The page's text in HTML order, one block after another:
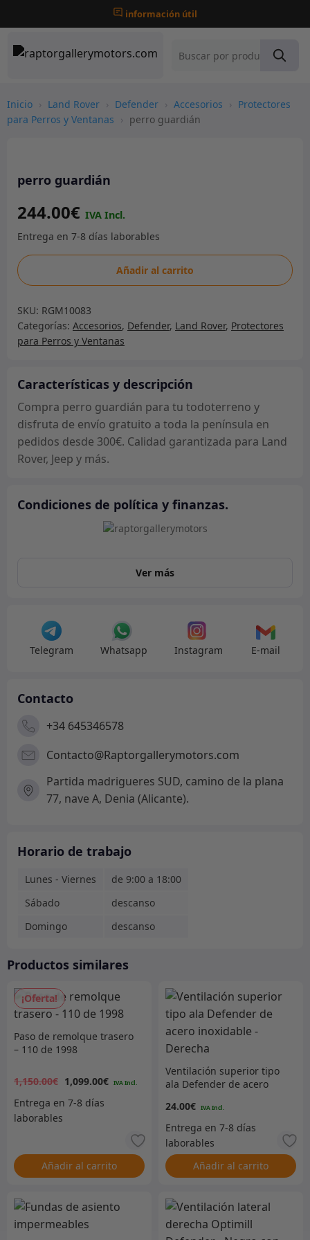
información útil
Inicio › Land Rover › Defender › Accesorios › Protectores
para Perros y Ventanas › perro guardián
perro guardián
244.00€
perro
guardián
Añadir al carrito
SKU: RGM10083
Categorías: Accesorios, Defender, Land Rover, Protectores
para Perros y Ventanas
Características y descripción
Compra perro guardián para tu todoterreno y
disfruta de envío gratuito a toda la península en
pedidos desde 300€. Calidad garantizada para Land
Rover, Jeep y más.
Condiciones de política y finanzas.
Ver más
Telegram Whatsapp Instagram E-mail
Contacto
+34 645346578
Contacto@Raptorgallerymotors.com
Partida madrigueres SUD, camino de la plana
77, nave A, Denia (Alicante).
Horario de trabajo
Lunes - Viernes
de 9:00 a 18:00
Sábado
descanso
Domingo
descanso
Productos similares
¡Oferta!
Paso de remolque trasero
– 110 de 1998
1,150.00€
precio
original
era:
1,150.00€.
1,099.00€
precio
actual
es:
1,099.00€.
Añadir al carrito
Ventilación superior tipo
ala Defender de acero
24.00€
Añadir al carrito